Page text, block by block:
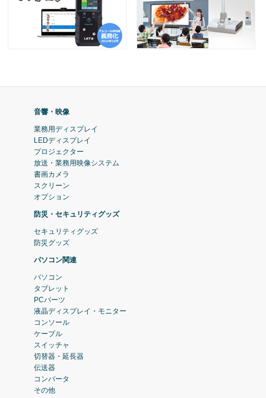
音響・映像
業務用ディスプレイ
LEDディスプレイ
プロジェクター
放送・業務用映像システム
書画カメラ
スクリーン
オプション
防災・セキュリティグッズ
セキュリティグッズ
防災グッズ
パソコン関連
パソコン
タブレット
PCパーツ
液晶ディスプレイ・モニター
コンソール
ケーブル
スイッチャ
切替器・延長器
伝送器
コンバータ
その他